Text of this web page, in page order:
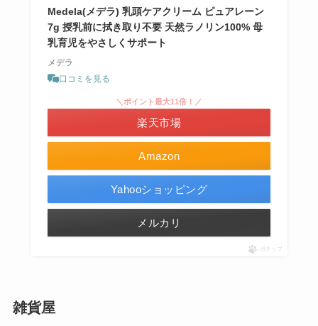
Medela(メデラ) 乳頭ケアクリーム ピュアレーン
7g 授乳前に拭き取り不要 天然ラノリン100% 母
乳育児をやさしくサポート
メデラ
口コミを見る
Amazon
＼ポイント最大11倍！／
楽天市場
Yahooショッピング
メルカリ
ポチップ
雑貨屋